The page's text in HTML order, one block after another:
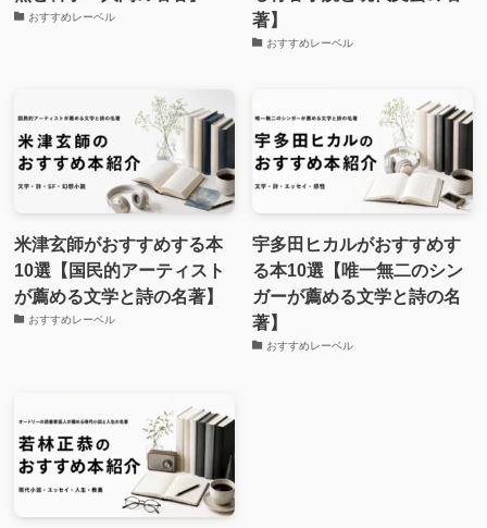
おすすめレーベル
著】
おすすめレーベル
米津玄師がおすすめする本
10選【国民的アーティスト
が薦める文学と詩の名著】
おすすめレーベル
宇多田ヒカルがおすすめす
る本10選【唯一無二のシン
ガーが薦める文学と詩の名
著】
おすすめレーベル